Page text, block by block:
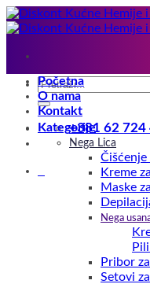
Preskoči
na
Pretraga
za:
+381 62 724
Početna
O nama
Kontakt
Kategorije
Nega Lica
Čišćenje
Kreme
Maske
Nega
Pribor
Setovi